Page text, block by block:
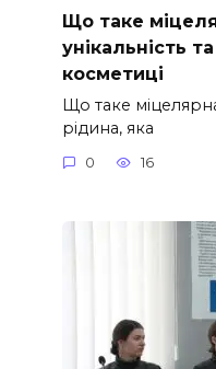
Що таке
унікальність
косметиці
Що таке
рідина, яка
0 16